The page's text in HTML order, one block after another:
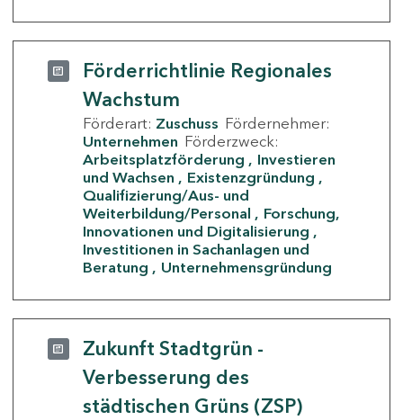
Förderrichtlinie Regionales
Wachstum
Förderart: Zuschuss Fördernehmer:
Unternehmen Förderzweck:
Arbeitsplatzförderung
Investieren
und Wachsen
Existenzgründung
Qualifizierung/Aus- und
Weiterbildung/Personal
Forschung,
Innovationen und Digitalisierung
Investitionen in Sachanlagen und
Beratung
Unternehmensgründung
Zukunft Stadtgrün -
Verbesserung des
städtischen Grüns (ZSP)